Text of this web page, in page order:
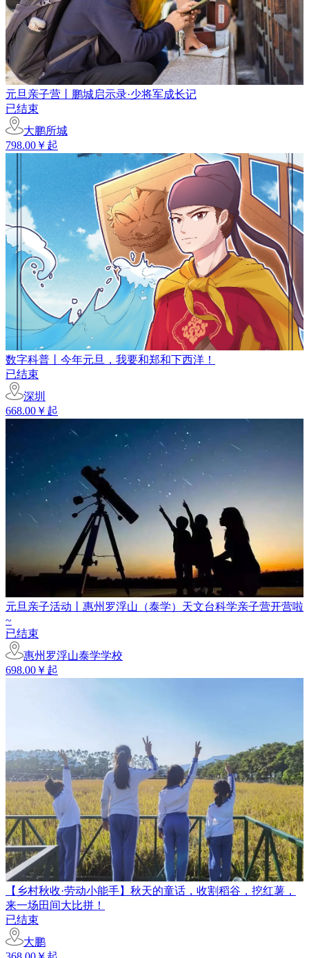
元旦亲子营丨鹏城启示录·少将军成长记
已结束
大鹏所城
798.00￥起
数字科普丨今年元旦，我要和郑和下西洋！
已结束
深圳
668.00￥起
元旦亲子活动丨惠州罗浮山（泰学）天文台科学亲子营开营啦
~
已结束
惠州罗浮山泰学学校
698.00￥起
【乡村秋收·劳动小能手】秋天的童话，收割稻谷，挖红薯，
来一场田间大比拼！
已结束
大鹏